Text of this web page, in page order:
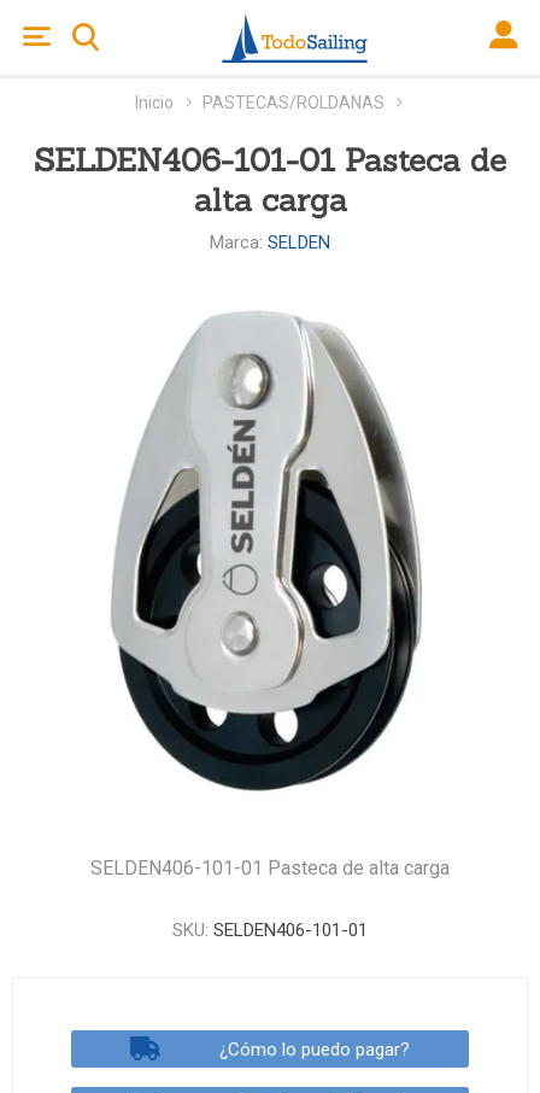
Inicio PASTECAS/ROLDANAS
SELDEN406-101-01 Pasteca de
alta carga
Marca: SELDEN
SELDEN406-101-01 Pasteca de alta carga
SKU: SELDEN406-101-01
¿Cómo lo puedo pagar?